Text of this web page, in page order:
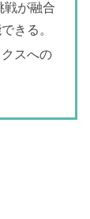
戦が融合
きる。
スへの